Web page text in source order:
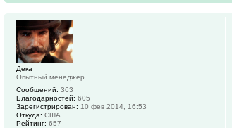
Дека
Опытный менеджер
Сообщений: 363
Благодарностей: 605
Зарегистрирован: 10 фев 2014, 16:53
Откуда: США
Рейтинг: 657